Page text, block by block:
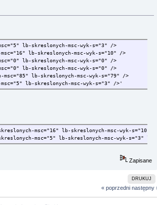
msc="5" lb-skreslonych-msc-wyk-s="3" />
msc="16" lb-skreslonych-msc-wyk-s="10" />
msc="0" lb-skreslonych-msc-wyk-s="0" />
msc="0" lb-skreslonych-msc-wyk-s="0" />
msc="85" lb-skreslonych-msc-wyk-s="79" />
lb-skreslonych-msc-wyk-s="3" />'
msc="16" lb-skreslonych-msc-wyk-
msc="5" lb-skreslonych-msc-wyk-s="3"
Zapisane
DRUKUJ
« poprzedni następny